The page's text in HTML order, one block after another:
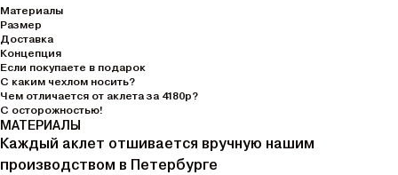
Материалы
Размер
Доставка
Концепция
Если покупаете в подарок
С каким чехлом носить?
Чем отличается от аклета за 4180р?
С осторожностью!
МАТЕРИАЛЫ
Каждый аклет отшивается вручную нашим
производством в Петербурге